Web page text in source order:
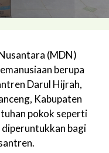
(MDN)
berupa
Darul Hijrah,
Kabupaten
pokok seperti
bagi